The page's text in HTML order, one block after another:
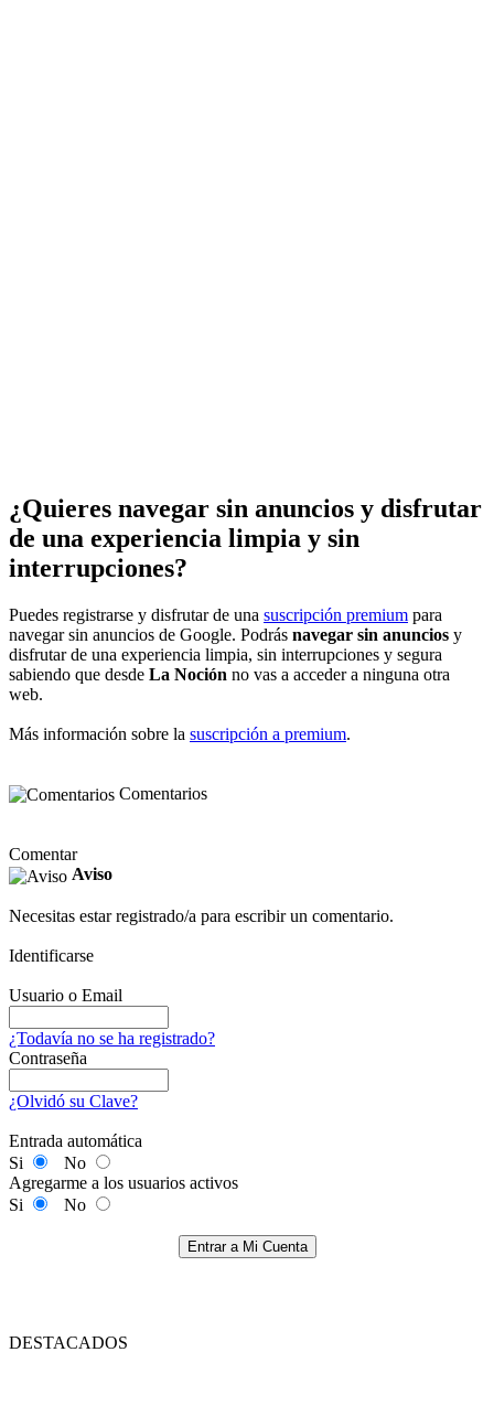
¿Quieres navegar sin anuncios y disfrutar
de una experiencia limpia y sin
interrupciones?
Puedes registrarse y disfrutar de una suscripción premium para
navegar sin anuncios de Google. Podrás navegar sin anuncios y
disfrutar de una experiencia limpia, sin interrupciones y segura
sabiendo que desde La Noción no vas a acceder a ninguna otra
web.
Más información sobre la suscripción a premium.
Comentarios
Comentar
Aviso
Necesitas estar registrado/a para escribir un comentario.
Identificarse
Usuario o Email
¿Todavía no se ha registrado?
Contraseña
¿Olvidó su Clave?
Entrada automática
Si
No
Agregarme a los usuarios activos
Si
No
Entrar a Mi Cuenta
DESTACADOS